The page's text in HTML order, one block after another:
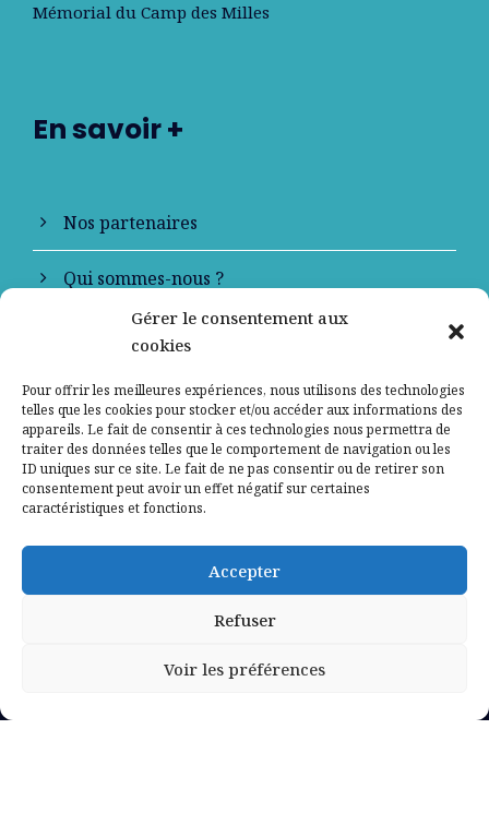
Gérer le consentement aux
cookies
Pour offrir les meilleures expériences, nous utilisons des technologies
telles que les cookies pour stocker et/ou accéder aux informations des
appareils. Le fait de consentir à ces technologies nous permettra de
traiter des données telles que le comportement de navigation ou les
ID uniques sur ce site. Le fait de ne pas consentir ou de retirer son
consentement peut avoir un effet négatif sur certaines
caractéristiques et fonctions.
Accepter
Refuser
Voir les préférences
Mémorial du Camp des Milles
En savoir +
Nos partenaires
Qui sommes-nous ?
Contactez-nous
Mentions légales
Politique de confidentialité